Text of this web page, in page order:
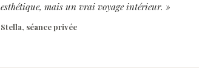
esthétique, mais un vrai voyage intérieur. »
Stella, séance privée